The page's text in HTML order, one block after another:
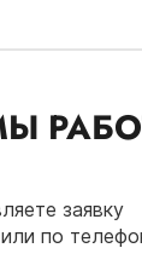
заявку
по